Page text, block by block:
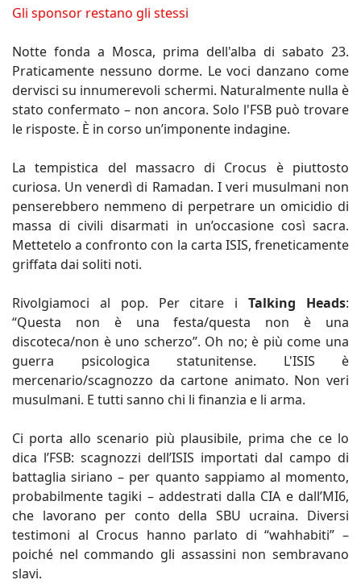
Gli sponsor restano gli stessi
Notte fonda a Mosca, prima dell'alba di sabato 23.
Praticamente nessuno dorme. Le voci danzano come
dervisci su innumerevoli schermi. Naturalmente nulla è
stato confermato – non ancora. Solo l'FSB può trovare
le risposte. È in corso un’imponente indagine.
La tempistica del massacro di Crocus è piuttosto
curiosa. Un venerdì di Ramadan. I veri musulmani non
penserebbero nemmeno di perpetrare un omicidio di
massa di civili disarmati in un’occasione così sacra.
Mettetelo a confronto con la carta ISIS, freneticamente
griffata dai soliti noti.
Rivolgiamoci al pop. Per citare iTalking Heads:
“Questa non è una festa/questa non è una
discoteca/non è uno scherzo”. Oh no; è più come una
guerra psicologica statunitense. L'ISIS è
mercenario/scagnozzo da cartone animato. Non veri
musulmani. E tutti sanno chi li finanzia e li arma.
Ci porta allo scenario più plausibile, prima che ce lo
dica l’FSB: scagnozzi dell’ISIS importati dal campo di
battaglia siriano – per quanto sappiamo al momento,
probabilmente tagiki – addestrati dalla CIA e dall’MI6,
che lavorano per conto della SBU ucraina. Diversi
testimoni al Crocus hanno parlato di “wahhabiti” –
poiché nel commando gli assassini non sembravano
slavi.